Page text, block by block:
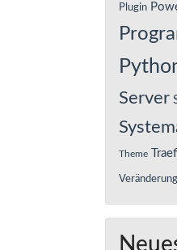
Plugin
Server
Theme
Veränderung